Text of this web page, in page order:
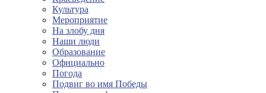
Культура
Мероприятие
На злобу дня
Наши люди
Образование
Официально
Погода
Подвиг во имя Победы